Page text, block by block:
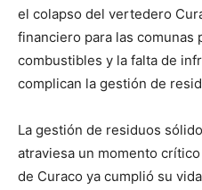
el colapso del vertedero
financiero para las comunas
combustibles y la falta de
complican la gestión de
La gestión de residuos
atraviesa un momento
de Curaco ya cumplió su